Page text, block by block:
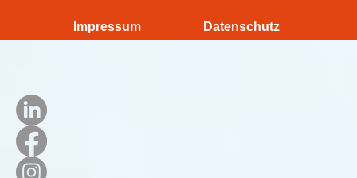
Impressum Datenschutz